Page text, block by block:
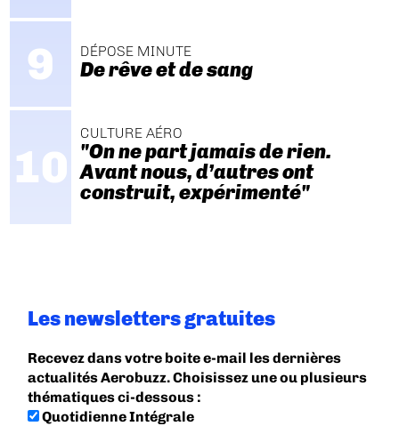
DÉPOSE MINUTE
De rêve et de sang
CULTURE AÉRO
"On ne part jamais de rien.
Avant nous, d’autres ont
construit, expérimenté"
Les newsletters gratuites
Recevez dans votre boite e-mail les dernières
actualités Aerobuzz. Choisissez une ou plusieurs
thématiques ci-dessous :
Quotidienne Intégrale